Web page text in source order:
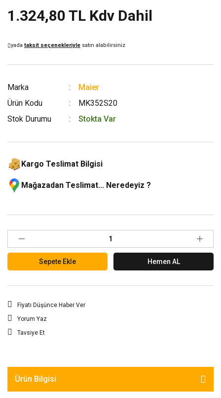
1.324,80 TL Kdv Dahil
yada taksit seçenekleriyle satın alabilirsiniz
Marka
Maier
Ürün Kodu
MK352S20
Stok Durumu
Stokta Var
Kargo Teslimat Bilgisi
Mağazadan Teslimat... Neredeyiz ?
Sepete Ekle Hemen AL
Fiyatı Düşünce Haber Ver
Yorum Yaz
Tavsiye Et
Ürün Bilgisi